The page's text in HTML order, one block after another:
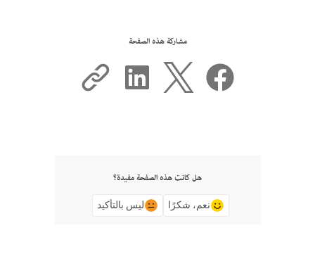
مشاركة هذه الصفحة
هل كانت هذه الصفحة مفيدة؟
نعم، شكرًا ليس بالتأكيد